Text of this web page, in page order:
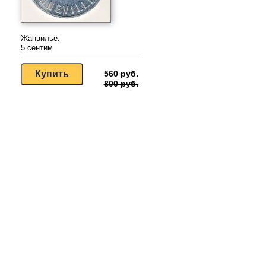
Жанвилье.
5 сентим
560 руб.
800 руб.